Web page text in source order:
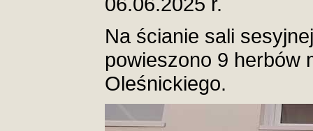
Na ścianie sali
powieszono 9 herbów
Oleśnickiego.